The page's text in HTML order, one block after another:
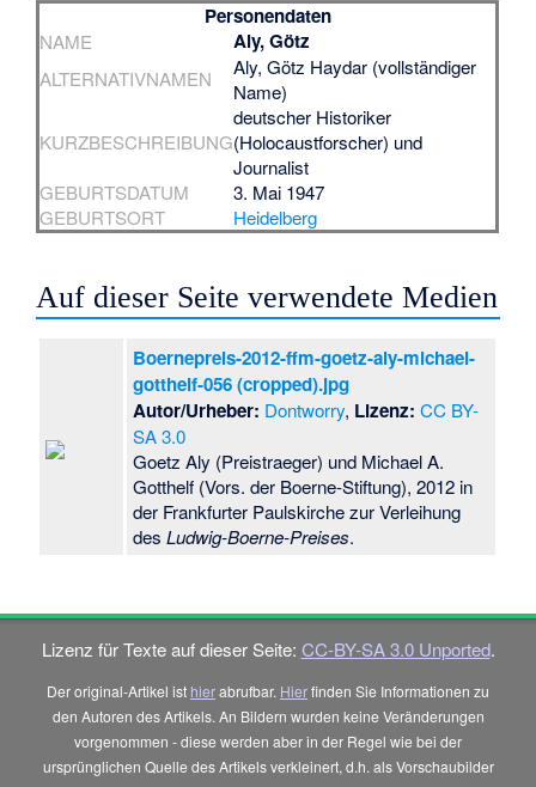
Personendaten
NAME Aly, Götz
ALTERNATIVNAMEN
Aly, Götz Haydar (vollständiger
Name)
KURZBESCHREIBUNG
deutscher Historiker
(Holocaustforscher) und
Journalist
GEBURTSDATUM
3. Mai 1947
GEBURTSORT
Heidelberg
Auf dieser Seite verwendete Medien
Boernepreis-2012-ffm-goetz-aly-michael-
gotthelf-056 (cropped).jpg
Autor/Urheber: Dontworry, Lizenz: CC BY-
SA 3.0
Goetz Aly (Preistraeger) und Michael A.
Gotthelf (Vors. der Boerne-Stiftung), 2012 in
der Frankfurter Paulskirche zur Verleihung
desLudwig-Boerne-Preises.
Lizenz für Texte auf dieser Seite: CC-BY-SA 3.0 Unported.
Der original-Artikel ist hierabrufbar. Hierfinden Sie Informationen zu
den Autoren des Artikels. An Bildern wurden keine Veränderungen
vorgenommen - diese werden aber in der Regel wie bei der
ursprünglichen Quelle des Artikels verkleinert, d.h. als Vorschaubilder